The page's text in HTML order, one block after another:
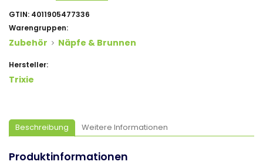
GTIN: 4011905477336
Warengruppen:
Zubehör Näpfe & Brunnen
Hersteller:
Trixie
Beschreibung Weitere Informationen
Produktinformationen